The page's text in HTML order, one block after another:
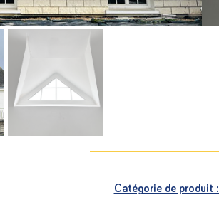
Catégorie de produit :